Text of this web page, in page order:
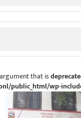
that is
public_html/wp-